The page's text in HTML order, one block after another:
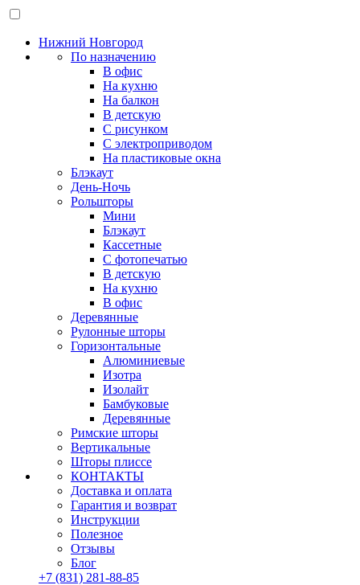
Нижний Новгород
По назначению
В офис
На кухню
На балкон
В детскую
С рисунком
С электроприводом
На пластиковые окна
Блэкаут
День-Ночь
Рольшторы
Мини
Блэкаут
Кассетные
С фотопечатью
В детскую
На кухню
В офис
Деревянные
Рулонные шторы
Горизонтальные
Алюминиевые
Изотра
Изолайт
Бамбуковые
Деревянные
Римские шторы
Вертикальные
Шторы плиссе
КОНТАКТЫ
Доставка и оплата
Гарантия и возврат
Инструкции
Полезное
Отзывы
Блог
+7 (831) 281-88-85